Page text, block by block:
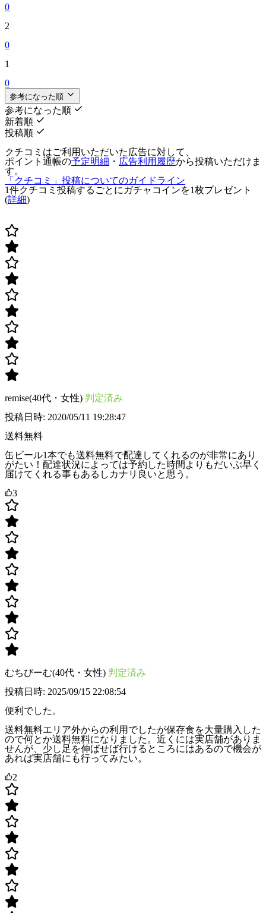
0
2
0
1
0
参考になった順
参考になった順
新着順
投稿順
クチコミはご利用いただいた広告に対して、
ポイント通帳の予定明細 ・ 広告利用履歴から投稿いただけま
す。
「クチコミ」投稿についてのガイドライン
1件クチコミ投稿するごとに ガチャコインを1枚プレゼント
(詳細)
remise(40代・女性) 判定済み
投稿日時: 2020/05/11 19:28:47
送料無料
缶ビール1本でも送料無料で配達してくれるのが非常にあり
がたい！配達状況によっては予約した時間よりもだいぶ早く
届けてくれる事もあるしカナリ良いと思う。
3
むちびーむ(40代・女性) 判定済み
投稿日時: 2025/09/15 22:08:54
便利でした。
送料無料エリア外からの利用でしたが保存食を大量購入した
ので何とか送料無料になりました。近くには実店舗がありま
せんが、少し足を伸ばせば行けるところにはあるので機会が
あれば実店舗にも行ってみたい。
2